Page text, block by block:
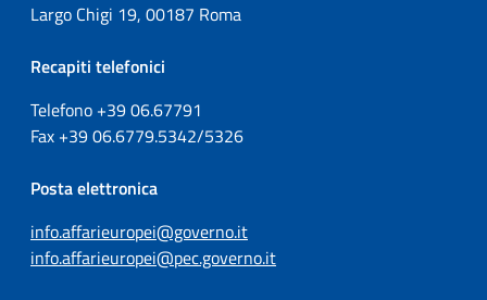
Largo Chigi 19, 00187 Roma
Recapiti telefonici
Telefono +3906.67791
Fax +3906.6779.5342/5326
Posta elettronica
info.affarieuropei@governo.it
info.affarieuropei@pec.governo.it